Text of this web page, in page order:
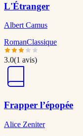
L'Étranger
Albert Camus
RomanClassique
3.0(1 avis)
Frapper l’épopée
Alice Zeniter